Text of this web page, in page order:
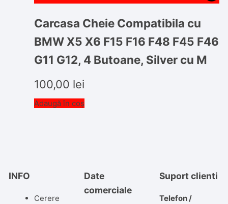
Carcasa Cheie Compatibila cu
BMW X5 X6 F15 F16 F48 F45 F46
G11 G12, 4 Butoane, Silver cu M
100,00 lei
Adaugă în coș
INFO
Cerere
Date
comerciale
Suport clienti
Telefon /